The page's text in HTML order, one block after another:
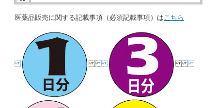
医薬品販売に関する記載事項（必須記載事項）はこちら